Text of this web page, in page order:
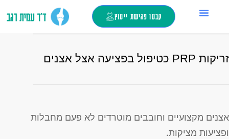
קבעו פגישת ייעוץ
זריקות PRP כטיפול בפציעה אצל אצנים
אצנים מקצועיים וחובבים מוטרדים לא פעם מחבלות
ופציעות מציקות.